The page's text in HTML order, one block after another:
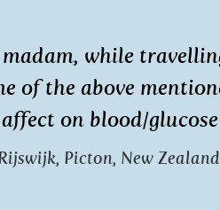
while
of the above
on blood/
Picton, New Zealand